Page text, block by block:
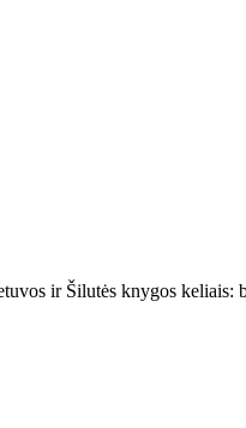
ir Šilutės knygos keliais: